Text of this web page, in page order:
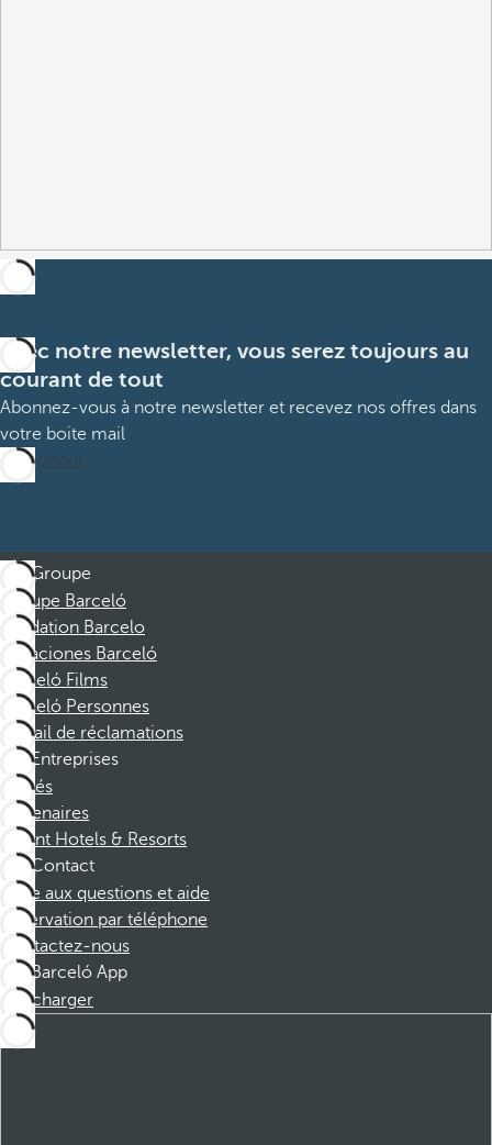
Avec notre newsletter, vous serez toujours au
courant de tout
Abonnez-vous à notre newsletter et recevez nos offres dans
votre boite mail
M’abonner
Groupe
Groupe Barceló
Fondation Barcelo
Vacaciones Barceló
Barceló Films
Barceló Personnes
Portail de réclamations
Entreprises
Affiliés
Partenaires
Dorint Hotels & Resorts
Contact
Foire aux questions et aide
Réservation par téléphone
Contactez-nous
Barceló App
Télécharger